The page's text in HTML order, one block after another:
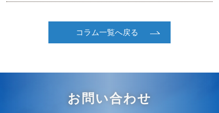
コラム一覧へ戻る
お問い合わせ